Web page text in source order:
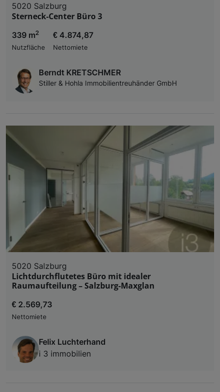
5020 Salzburg
Sterneck-Center Büro 3
339 m2
Nutzfläche
€ 4.874,87
Nettomiete
Berndt KRETSCHMER
Stiller & Hohla Immobilientreuhänder GmbH
5020 Salzburg
Lichtdurchflutetes Büro mit idealer
Raumaufteilung – Salzburg-Maxglan
€ 2.569,73
Nettomiete
Felix Luchterhand
i 3 immobilien